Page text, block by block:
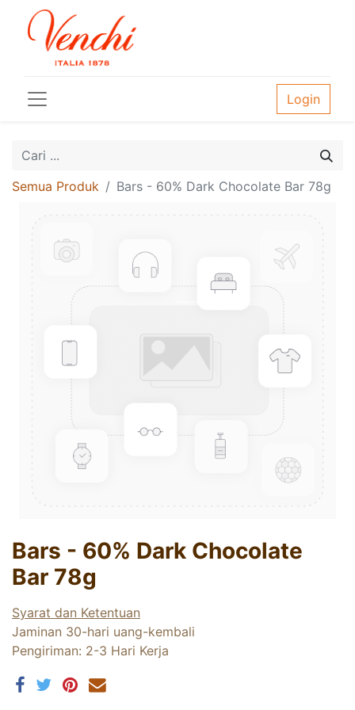
Login
Semua Produk Bars - 60% Dark Chocolate Bar 78g
Bars - 60% Dark Chocolate
Bar 78g
Syarat dan Ketentuan
Jaminan 30-hari uang-kembali
Pengiriman: 2-3 Hari Kerja